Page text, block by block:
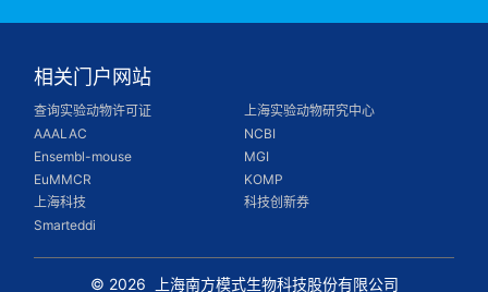
相关门户网站
查询实验动物许可证
上海实验动物研究中心
AAALAC
NCBI
Ensembl-mouse
MGI
EuMMCR
KOMP
上海科技
科技创新券
Smarteddi
© 2026 上海南方模式生物科技股份有限公司